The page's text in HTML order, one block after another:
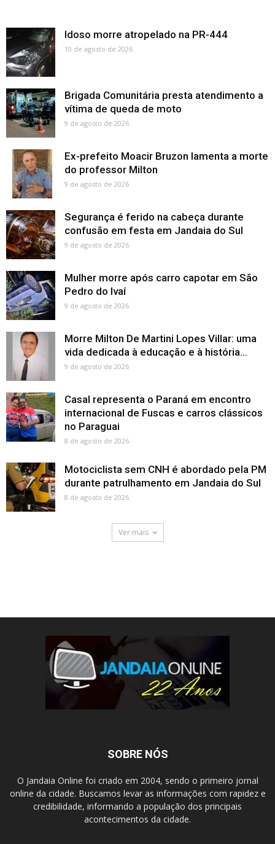
Idoso morre atropelado na PR-444
10 de agosto de 2026
Brigada Comunitária presta atendimento a
vítima de queda de moto
9 de agosto de 2026
Ex-prefeito Moacir Bruzon lamenta a morte
do professor Milton
9 de agosto de 2026
Segurança é ferido na cabeça durante
confusão em festa em Jandaia do Sul
9 de agosto de 2026
Mulher morre após carro capotar em São
Pedro do Ivaí
9 de agosto de 2026
Morre Milton De Martini Lopes Villar: uma
vida dedicada à educação e à história...
9 de agosto de 2026
Casal representa o Paraná em encontro
internacional de Fuscas e carros clássicos
no Paraguai
8 de agosto de 2026
Motociclista sem CNH é abordado pela PM
durante patrulhamento em Jandaia do Sul
8 de agosto de 2026
Ver mais
SOBRE NÓS
O Jandaia Online foi criado em 2004, sendo o primeiro jornal
online da cidade. Buscamos levar as informações com rapidez e
credibilidade, informando a população dos principais
acontecimentos da cidade.